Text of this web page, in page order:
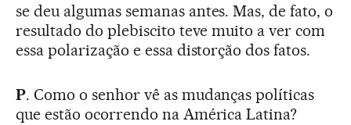
se deu algumas semanas antes. Mas, de fato, o
resultado do plebiscito teve muito a ver com
essa polarização e essa distorção dos fatos.
P. Como o senhor vê as mudanças políticas
que estão ocorrendo na América Latina?